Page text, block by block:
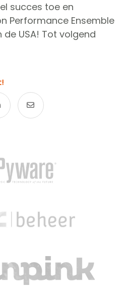
succes toe en
Performance Ensemble
de USA! Tot volgend